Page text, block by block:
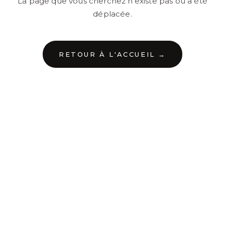
déplacée.
RETOUR À L'ACCUEIL →